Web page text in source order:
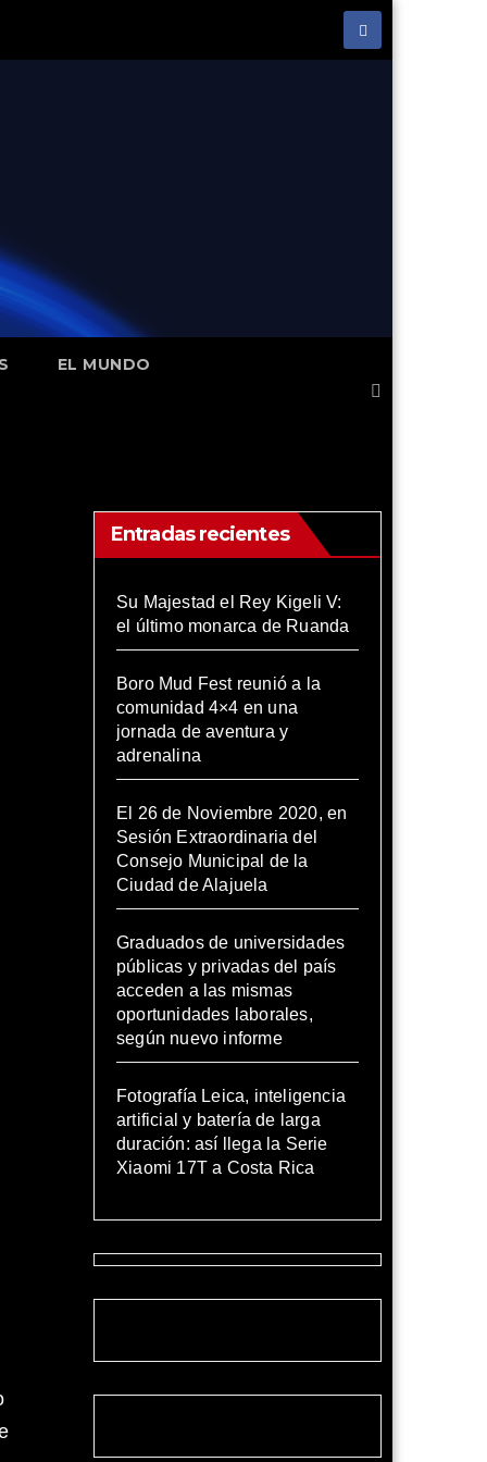
EL MUNDO
Entradas recientes
Su Majestad el Rey Kigeli V:
el último monarca de Ruanda
Boro Mud Fest reunió a la
comunidad 4×4 en una
jornada de aventura y
adrenalina
El 26 de Noviembre 2020, en
Sesión Extraordinaria del
Consejo Municipal de la
Ciudad de Alajuela
Graduados de universidades
públicas y privadas del país
acceden a las mismas
oportunidades laborales,
según nuevo informe
Fotografía Leica, inteligencia
artificial y batería de larga
duración: así llega la Serie
Xiaomi 17T a Costa Rica